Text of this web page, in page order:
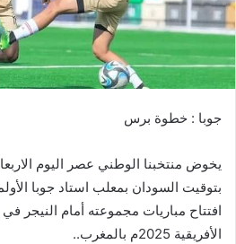
ل
ك
ت
ر
ا
جوبا : خطوة برس
يخوض منتخبنا الوطني عصر اليوم
بتوقيت السودان بمعلب استاد جوبا
افتتاح مباريات مجموعته أمام النيجر
الأفريقية 2025م بالمغرب..